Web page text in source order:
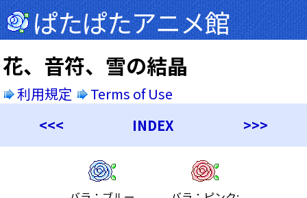
ぱたぱたアニメ館
花、音符、雪の結晶
利用規定
Terms of Use
<<<
INDEX >>>